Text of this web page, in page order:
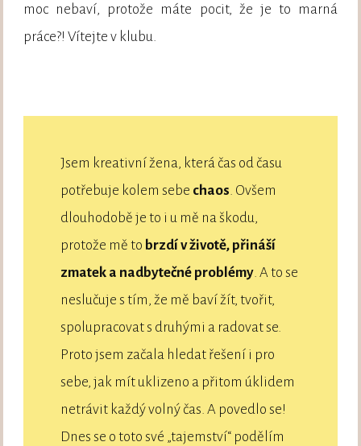
moc nebaví, protože máte pocit, že je to marná
práce?! Vítejte v klubu.
Jsem kreativní žena, která čas od času
potřebuje kolem sebe chaos. Ovšem
dlouhodobě je to i u mě na škodu,
protože mě to brzdí v životě, přináší
zmatek a nadbytečné problémy. A to se
neslučuje s tím, že mě baví žít, tvořit,
spolupracovat s druhými a radovat se.
Proto jsem začala hledat řešení i pro
sebe, jak mít uklizeno a přitom úklidem
netrávit každý volný čas. A povedlo se!
Dnes se o toto své „tajemství“ podělím